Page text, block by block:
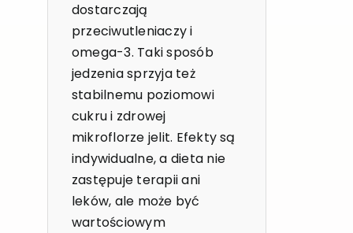
dostarczają
przeciwutleniaczy i
omega-3. Taki sposób
jedzenia sprzyja też
stabilnemu poziomowi
cukru i zdrowej
mikroflorze jelit. Efekty są
indywidualne, a dieta nie
zastępuje terapii ani
leków, ale może być
wartościowym